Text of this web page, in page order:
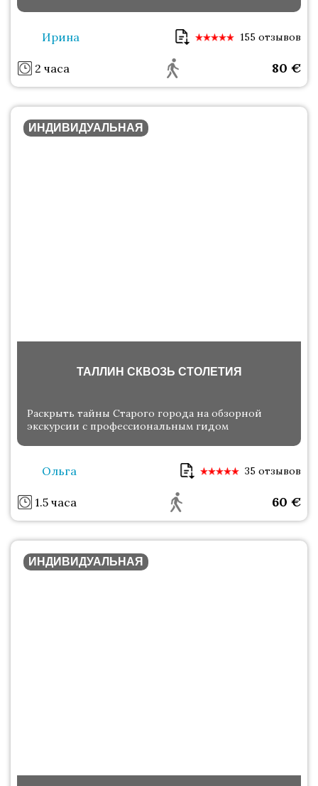
Ирина 155 отзывов
2 часа 80 €
ИНДИВИДУАЛЬНАЯ
ТАЛЛИН СКВОЗЬ СТОЛЕТИЯ
Раскрыть тайны Старого города на обзорной
экскурсии с профессиональным гидом
Ольга 35 отзывов
1.5 часа 60 €
ИНДИВИДУАЛЬНАЯ